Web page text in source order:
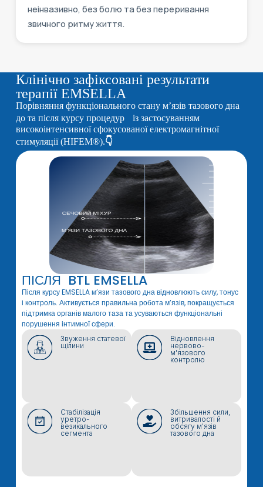
неінвазивно, без болю та без переривання
звичного ритму життя.
Клінічно зафіксовані результати
терапії EMSELLA
Порівняння функціонального стану м’язів тазового дна
до та після курсу процедур із застосуванням
високоінтенсивної сфокусованої електромагнітної
стимуляції (HIFEM®).👇
ПІСЛЯ BTL EMSELLA
Після курсу EMSELLA м’язи тазового дна відновлюють силу, тонус
і контроль. Активується правильна робота м’язів, покращується
підтримка органів малого таза та усуваються функціональні
порушення інтимної сфери.
Звуження статевої
щілини
Відновлення
нервово-
м'язового
контролю
Стабілізація
уретро-
везикального
сегмента
Збільшення сили,
витривалості й
обсягу м'язів
тазового дна